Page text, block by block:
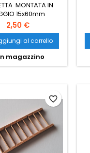
MONTATA IN
15x60mm
2,50 €
al carrello
magazzino
favorite_border